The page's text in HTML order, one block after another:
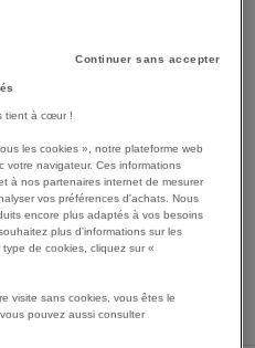
Continuer sans accepter
tient à cœur !
les cookies », notre plateforme web
votre navigateur. Ces informations
à nos partenaires internet de mesurer
vos préférences d'achats. Nous
encore plus adaptés à vos besoins
plus d'informations sur les
de cookies, cliquez sur «
visite sans cookies, vous êtes le
pouvez aussi consulter